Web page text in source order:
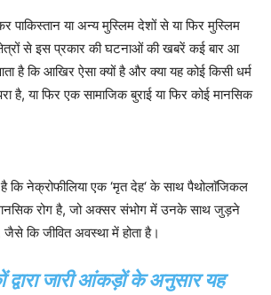
पाकिस्तान या अन्य मुस्लिम देशों से या फिर मुस्लिम
से इस प्रकार की घटनाओं की खबरें कई बार आ
है कि आखिर ऐसा क्यों है और क्या यह कोई किसी धर्म
है, या फिर एक सामाजिक बुराई या फिर कोई मानसिक
है कि नेक्रोफीलिया एक ‘मृत देह‘ के साथ पैथोलाॅजिकल
रोग है, जो अक्सर संभोग में उनके साथ जुड़ने
कि जीवित अवस्था में होता है।
द्वारा जारी आंकड़ों के अनुसार यह